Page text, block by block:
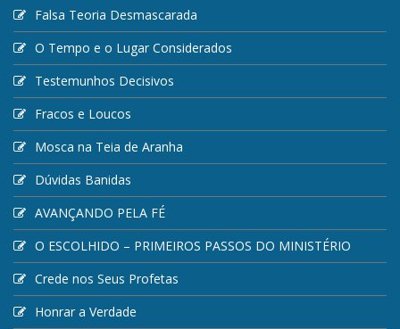
Falsa Teoria Desmascarada
O Tempo e o Lugar Considerados
Testemunhos Decisivos
Fracos e Loucos
Mosca na Teia de Aranha
Dúvidas Banidas
AVANÇANDO PELA FÉ
O ESCOLHIDO – PRIMEIROS PASSOS DO MINISTÉRIO
Crede nos Seus Profetas
Honrar a Verdade